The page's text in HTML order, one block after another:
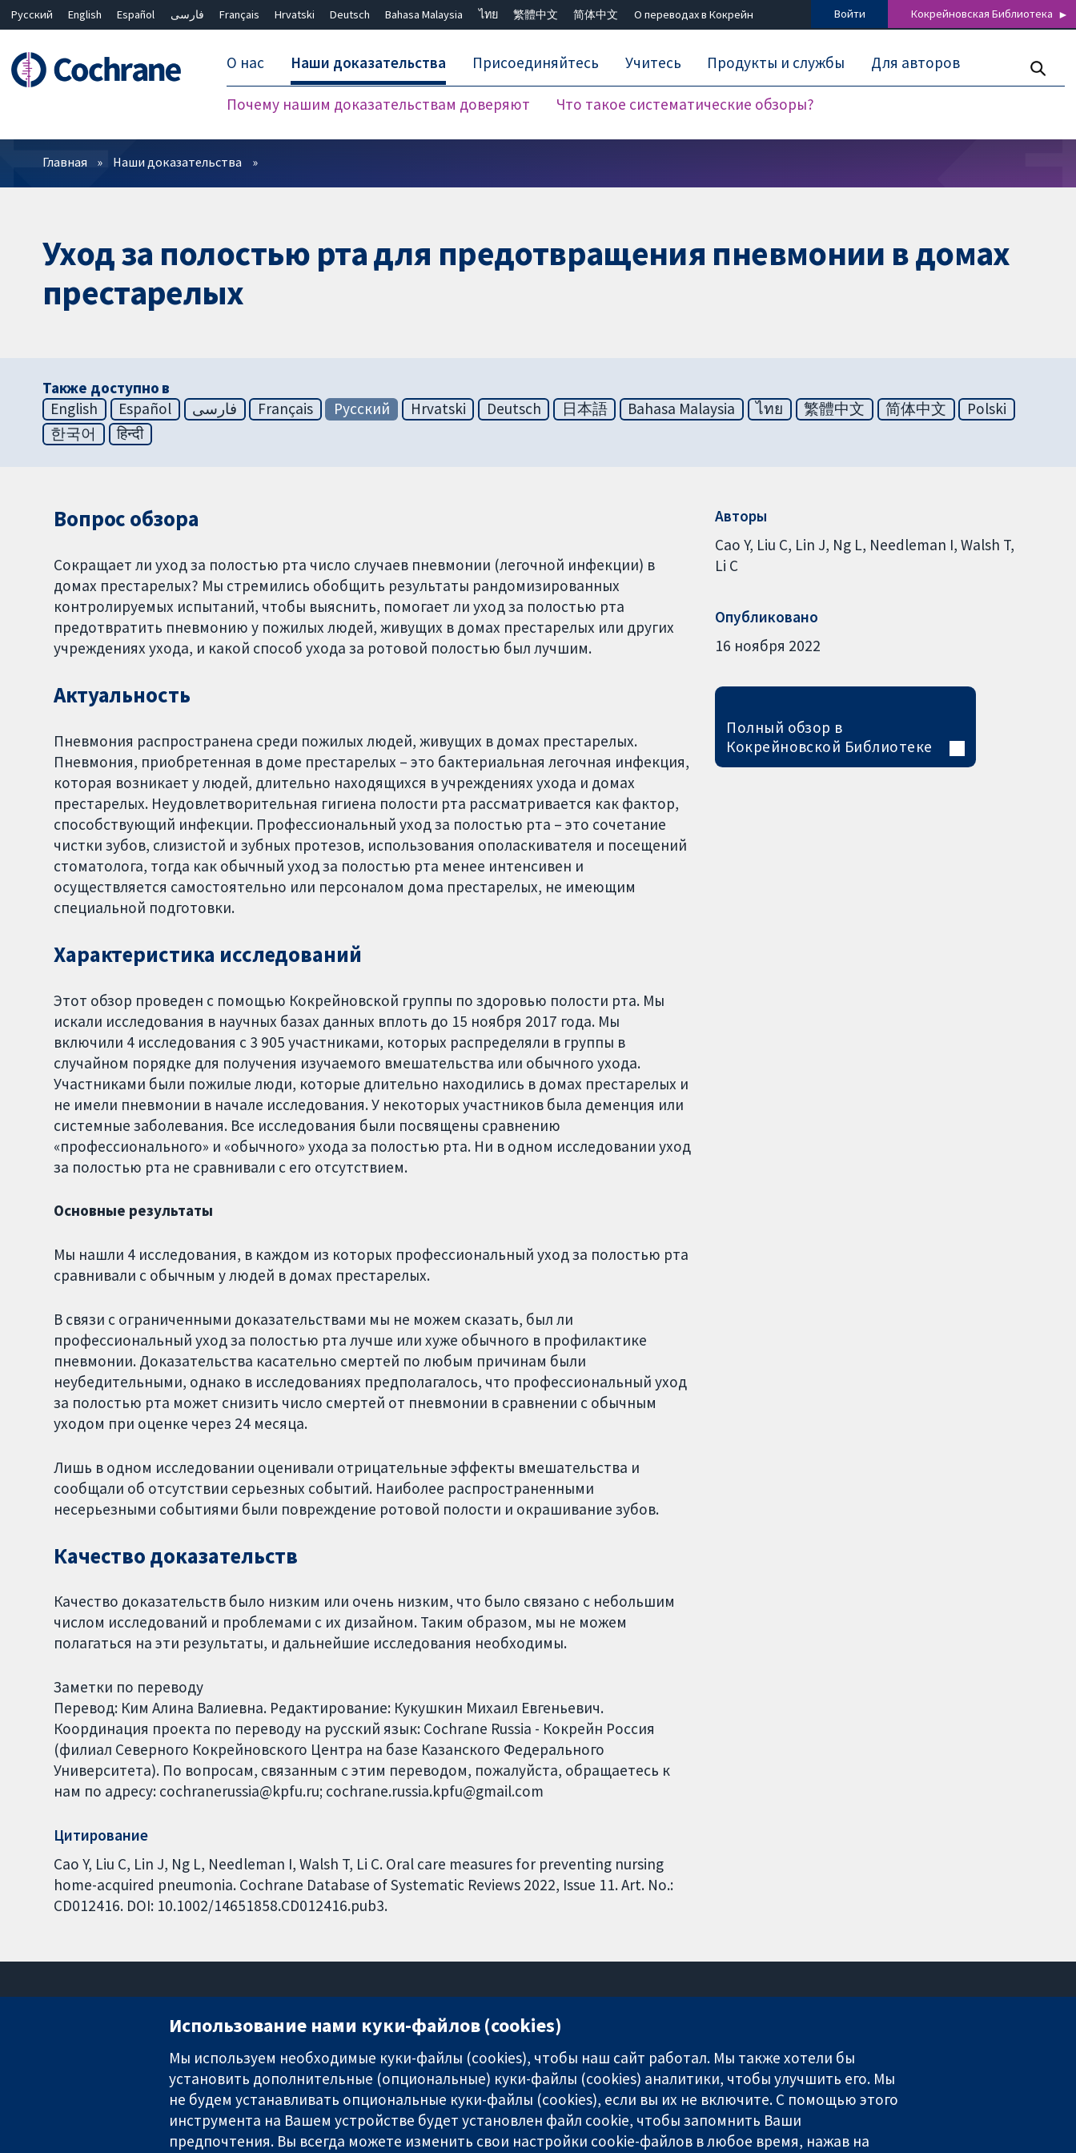
Русский English Español فارسی Français Hrvatski Deutsch Bahasa Malaysia ไทย 繁體中文 简体中文 О переводах в Кокрейн Войти Кокрейновская Библиотека
О нас Наши доказательства
Почему нашим доказательствам доверяют Что такое систематические обзоры?
Присоединяйтесь Учитесь Продукты и службы Для авторов
Фильтры
Главная Наши доказательства
Уход за полостью рта для предотвращения пневмонии в домах
престарелых
Также доступно в
English
Español فارسی Français Русский Hrvatski Deutsch 日本語 Bahasa Malaysia ไทย 繁體中文 简体中文
Polski
한국어
हिन्दी
Вопрос обзора
Сокращает ли уход за полостью рта число случаев пневмонии (легочной инфекции) в
домах престарелых? Мы стремились обобщить результаты рандомизированных
контролируемых испытаний, чтобы выяснить, помогает ли уход за полостью рта
предотвратить пневмонию у пожилых людей, живущих в домах престарелых или других
учреждениях ухода, и какой способ ухода за ротовой полостью был лучшим.
Актуальность
Пневмония распространена среди пожилых людей, живущих в домах престарелых.
Пневмония, приобретенная в доме престарелых – это бактериальная легочная инфекция,
которая возникает у людей, длительно находящихся в учреждениях ухода и домах
престарелых. Неудовлетворительная гигиена полости рта рассматривается как фактор,
способствующий инфекции. Профессиональный уход за полостью рта – это сочетание
чистки зубов, слизистой и зубных протезов, использования ополаскивателя и посещений
стоматолога, тогда как обычный уход за полостью рта менее интенсивен и
осуществляется самостоятельно или персоналом дома престарелых, не имеющим
специальной подготовки.
Характеристика исследований
Этот обзор проведен с помощью Кокрейновской группы по здоровью полости рта. Мы
искали исследования в научных базах данных вплоть до 15 ноября 2017 года. Мы
включили 4 исследования с 3 905 участниками, которых распределяли в группы в
случайном порядке для получения изучаемого вмешательства или обычного ухода.
Участниками были пожилые люди, которые длительно находились в домах престарелых и
не имели пневмонии в начале исследования. У некоторых участников была деменция или
системные заболевания. Все исследования были посвящены сравнению
«профессионального» и «обычного» ухода за полостью рта. Ни в одном исследовании уход
за полостью рта не сравнивали с его отсутствием.
Основные результаты
Мы нашли 4 исследования, в каждом из которых профессиональный уход за полостью рта
сравнивали с обычным у людей в домах престарелых.
В связи с ограниченными доказательствами мы не можем сказать, был ли
профессиональный уход за полостью рта лучше или хуже обычного в профилактике
пневмонии. Доказательства касательно смертей по любым причинам были
неубедительными, однако в исследованиях предполагалось, что профессиональный уход
за полостью рта может снизить число смертей от пневмонии в сравнении с обычным
уходом при оценке через 24 месяца.
Лишь в одном исследовании оценивали отрицательные эффекты вмешательства и
сообщали об отсутствии серьезных событий. Наиболее распространенными
несерьезными событиями были повреждение ротовой полости и окрашивание зубов.
Качество доказательств
Качество доказательств было низким или очень низким, что было связано с небольшим
числом исследований и проблемами с их дизайном. Таким образом, мы не можем
полагаться на эти результаты, и дальнейшие исследования необходимы.
Заметки по переводу
Перевод: Ким Алина Валиевна. Редактирование: Кукушкин Михаил Евгеньевич.
Координация проекта по переводу на русский язык: Cochrane Russia - Кокрейн Россия
(филиал Северного Кокрейновского Центра на базе Казанского Федерального
Университета). По вопросам, связанным с этим переводом, пожалуйста, обращаетесь к
нам по адресу: cochranerussia@kpfu.ru; cochrane.russia.kpfu@gmail.com
Цитирование
Cao Y, Liu C, Lin J, Ng L, Needleman I, Walsh T, Li C. Oral care measures for preventing nursing
home-acquired pneumonia. Cochrane Database of Systematic Reviews 2022, Issue 11. Art. No.:
CD012416. DOI: 10.1002/14651858.CD012416.pub3.
Авторы
Cao Y Liu C Lin J Ng L Needleman I Walsh T
Li C
Опубликовано
16 ноября 2022
Полный обзор в
Кокрейновской Библиотеке
Надёжные доказательства
Информированные решения
11-13 Cavendish Square
W1G 0AN
United Kingdom
Пресс-служба
О нас
Работа
Cochrane Library
Использование нами куки-файлов (cookies)
Мы используем необходимые куки-файлы (cookies), чтобы наш сайт работал. Мы также хотели бы
установить дополнительные (опциональные) куки-файлы (cookies) аналитики, чтобы улучшить его. Мы
не будем устанавливать опциональные куки-файлы (cookies), если вы их не включите. С помощью этого
инструмента на Вашем устройстве будет установлен файл cookie, чтобы запомнить Ваши
предпочтения. Вы всегда можете изменить свои настройки cookie-файлов в любое время, нажав на